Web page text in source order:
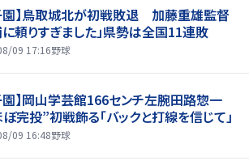
園】鳥取城北が初戦敗退 加藤重雄監督
に頼りすぎました」県勢は全国11連敗
09 17:16野球
園】岡山学芸館166センチ左腕田路惣一
完投”初戦飾る「バックと打線を信じて」
09 16:48野球